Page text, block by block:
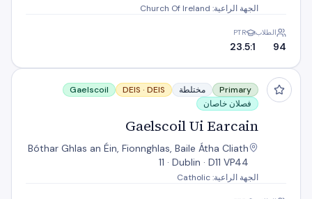
الجهة الراعية: Church Of Ireland
الطلاب
94
PTR
23.5:1
Gaelscoil Ui Earcain
Primary مختلطة DEIS · DEIS
Gaelscoil
فصلان خاصان
Gaelscoil Ui Earcain
Bóthar Ghlas an Éin, Fionnghlas, Baile Átha Cliath
11 · Dublin · D11 VP44
الجهة الراعية: Catholic